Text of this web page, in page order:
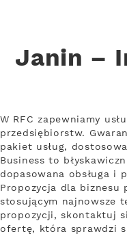
Janin –
W RFC zapewniamy
przedsiębiorstw.
pakiet usług,
Business to
dopasowana obsługa
Propozycja dla biznesu
stosującym najnowsze
propozycji, skontaktuj
ofertę, która sprawdzi